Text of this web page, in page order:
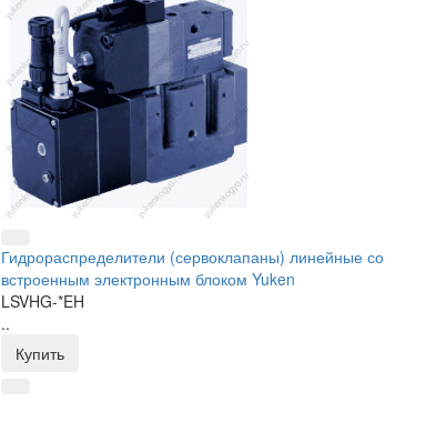
Гидрораспределители (сервоклапаны) линейные со
встроенным электронным блоком Yuken
LSVHG-*EH
..
Купить